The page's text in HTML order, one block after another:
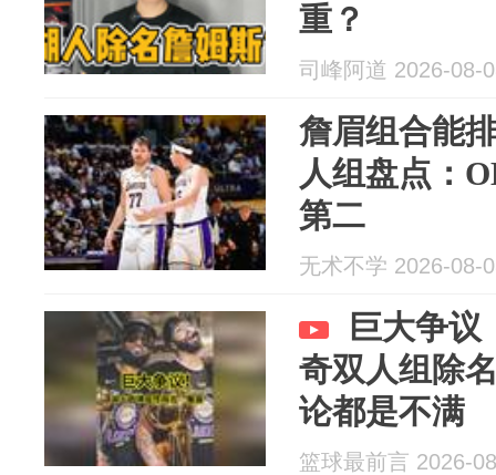
重？
司峰阿道 2026-08-
詹眉组合能
人组盘点：
第二
无术不学 2026-08-
巨大争议
奇双人组除
论都是不满
篮球最前言 2026-